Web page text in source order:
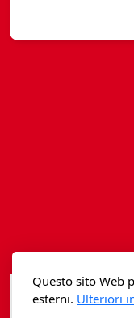
Questo sito Web
esterni. Ulteriori
Libella
Varia
Fidia edizioni d'arte